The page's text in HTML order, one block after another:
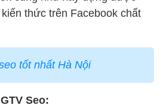
thức trên Facebook chất
tốt nhất Hà Nội
Seo: